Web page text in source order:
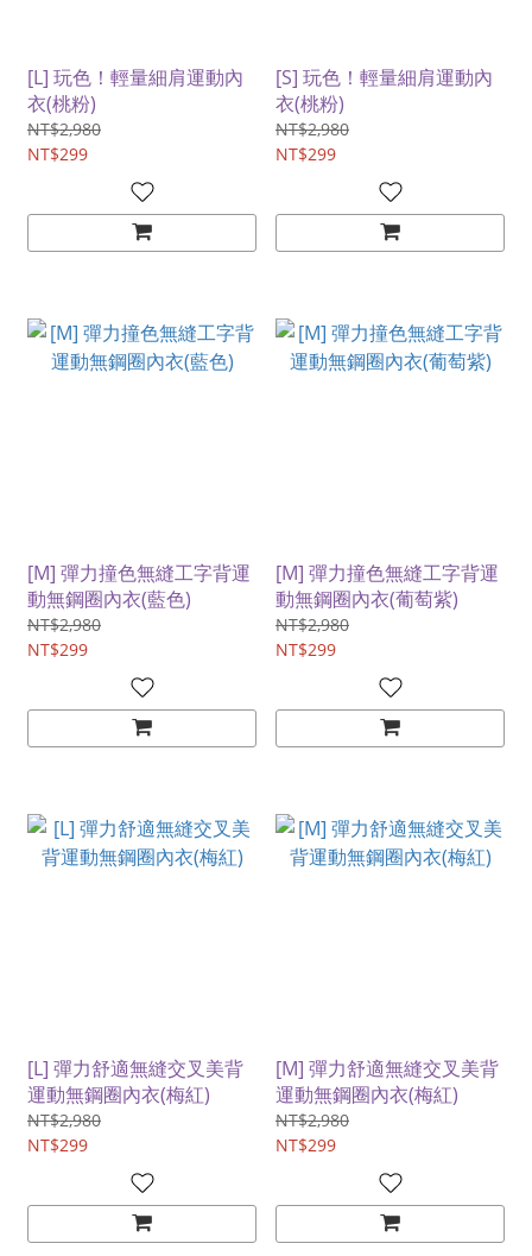
[L] 玩色！輕量細肩運動內
衣(桃粉)
NT$2,980
NT$299
[S] 玩色！輕量細肩運動內
衣(桃粉)
NT$2,980
NT$299
[M] 彈力撞色無縫工字背運
動無鋼圈內衣(藍色)
NT$2,980
NT$299
[M] 彈力撞色無縫工字背運
動無鋼圈內衣(葡萄紫)
NT$2,980
NT$299
[L] 彈力舒適無縫交叉美背
運動無鋼圈內衣(梅紅)
NT$2,980
NT$299
[M] 彈力舒適無縫交叉美背
運動無鋼圈內衣(梅紅)
NT$2,980
NT$299